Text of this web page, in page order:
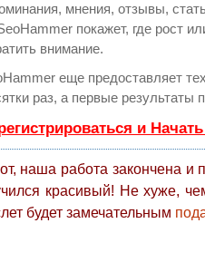
мнения, отзывы,
покажет, где рост
внимание.
еще предоставляет
раз, а первые результаты
и
наша работа закончена и
красивый! Не хуже,
будет замечательным